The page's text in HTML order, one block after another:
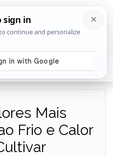
Mais
Frio e Calor